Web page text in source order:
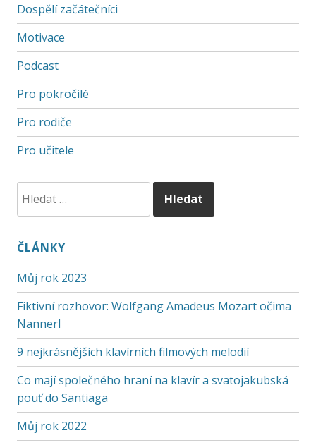
Dospělí začátečníci
Motivace
Podcast
Pro pokročilé
Pro rodiče
Pro učitele
ČLÁNKY
Můj rok 2023
Fiktivní rozhovor: Wolfgang Amadeus Mozart očima
Nannerl
9 nejkrásnějších klavírních filmových melodií
Co mají společného hraní na klavír a svatojakubská
pouť do Santiaga
Můj rok 2022